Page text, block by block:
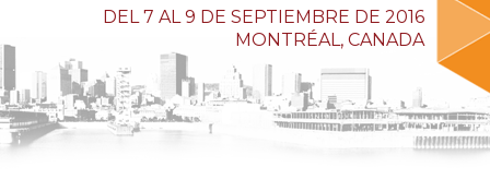
DEL 7 AL 9 DE SEPTIEMBRE DE 2016
MONTRÉAL, CANADA